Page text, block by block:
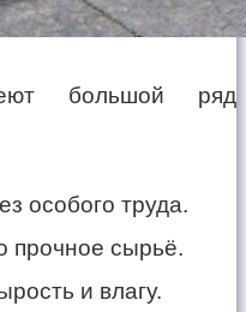
большой ряд
особого труда.
прочное сырьё.
и влагу.